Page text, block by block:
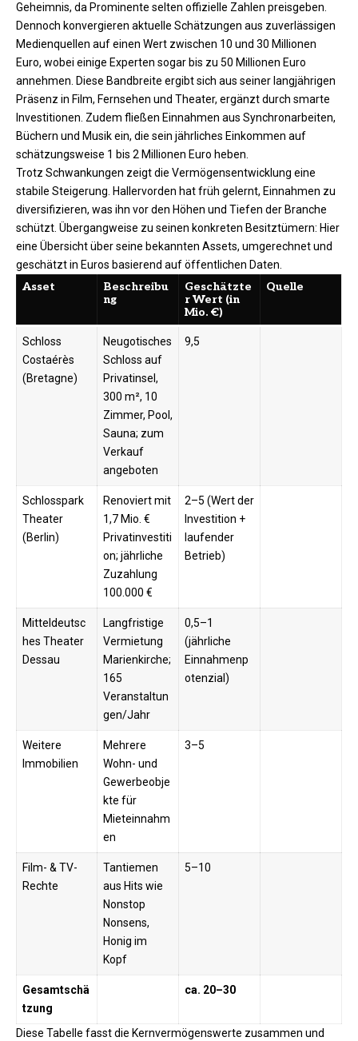
Geheimnis, da Prominente selten offizielle Zahlen preisgeben.
Dennoch konvergieren aktuelle Schätzungen aus zuverlässigen
Medienquellen auf einen Wert zwischen 10 und 30 Millionen
Euro, wobei einige Experten sogar bis zu 50 Millionen Euro
annehmen. Diese Bandbreite ergibt sich aus seiner langjährigen
Präsenz in Film, Fernsehen und Theater, ergänzt durch smarte
Investitionen. Zudem fließen Einnahmen aus Synchronarbeiten,
Büchern und Musik ein, die sein jährliches Einkommen auf
schätzungsweise 1 bis 2 Millionen Euro heben.
Trotz Schwankungen zeigt die Vermögensentwicklung eine
stabile Steigerung. Hallervorden hat früh gelernt, Einnahmen zu
diversifizieren, was ihn vor den Höhen und Tiefen der Branche
schützt. Übergangweise zu seinen konkreten Besitztümern: Hier
eine Übersicht über seine bekannten Assets, umgerechnet und
geschätzt in Euros basierend auf öffentlichen Daten.
Asset
Beschreibu
ng
Geschätzte
r Wert (in
Mio. €)
Quelle
Schloss
Costaérès
(Bretagne)
Neugotisches
Schloss auf
Privatinsel,
300 m², 10
Zimmer, Pool,
Sauna; zum
Verkauf
angeboten
9,5
Schlosspark
Theater
(Berlin)
Renoviert mit
1,7 Mio. €
Privatinvestiti
on; jährliche
Zuzahlung
100.000 €
2–5 (Wert der
Investition +
laufender
Betrieb)
Mitteldeutsc
hes Theater
Dessau
Langfristige
Vermietung
Marienkirche;
165
Veranstaltun
gen/Jahr
0,5–1
(jährliche
Einnahmenp
otenzial)
Weitere
Immobilien
Mehrere
Wohn- und
Gewerbeobje
kte für
Mieteinnahm
en
3–5
Film- & TV-
Rechte
Tantiemen
aus Hits wie
Nonstop
Nonsens,
Honig im
Kopf
5–10
Gesamtschä
tzung
ca. 20–30
Diese Tabelle fasst die Kernvermögenswerte zusammen und